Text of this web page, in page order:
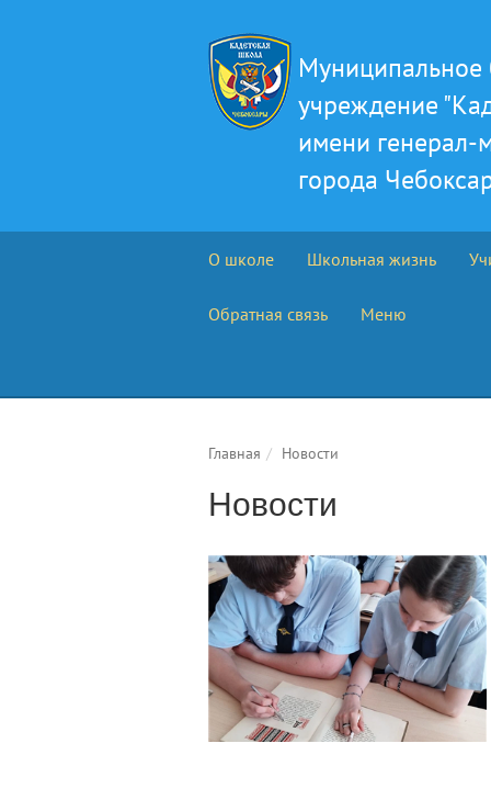
учреждение
имени
города
О школе Школьная жизнь
Обратная связь Меню
Главная Новости
Новости